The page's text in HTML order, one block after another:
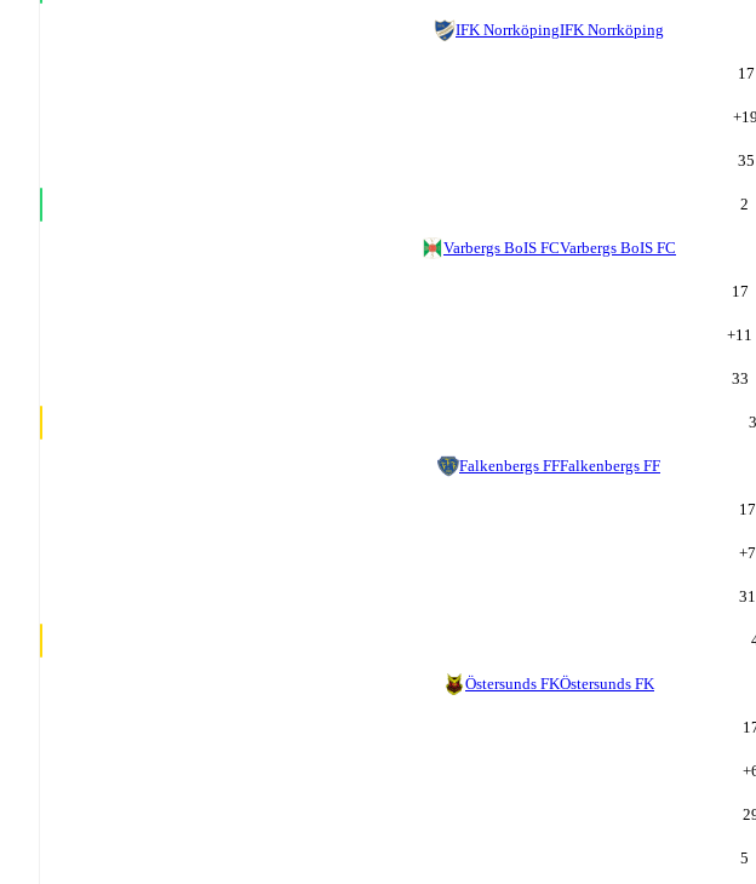
IFK NorrköpingIFK Norrköping
17
+19
35
2
Varbergs BoIS FCVarbergs BoIS FC
17
+11
33
3
Falkenbergs FFFalkenbergs FF
17
+7
31
Östersunds FKÖstersunds FK
+
5